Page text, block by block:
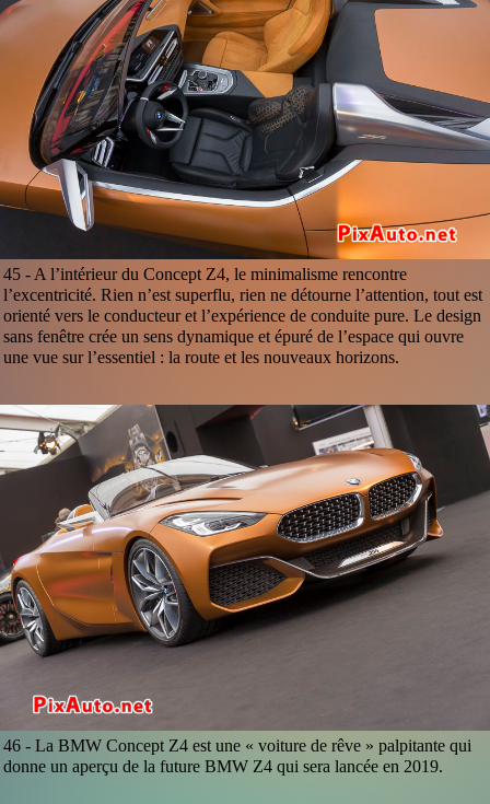
45 - A l’intérieur du Concept Z4, le minimalisme rencontre
l’excentricité. Rien n’est superflu, rien ne détourne l’attention, tout est
orienté vers le conducteur et l’expérience de conduite pure. Le design
sans fenêtre crée un sens dynamique et épuré de l’espace qui ouvre
une vue sur l’essentiel : la route et les nouveaux horizons.
46 -La BMW Concept Z4 est une « voiture de rêve » palpitante qui
donne un aperçu de la future BMW Z4 qui sera lancée en 2019.